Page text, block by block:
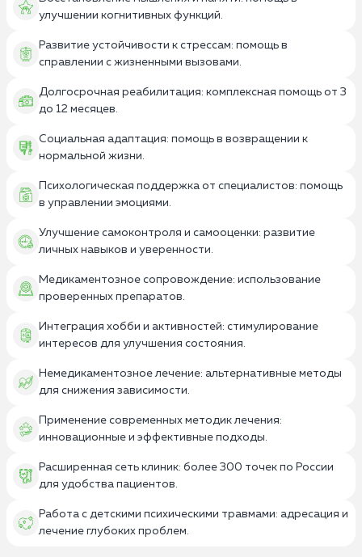
улучшении когнитивных функций.
Развитие устойчивости к стрессам: помощь в
справлении с жизненными вызовами.
Долгосрочная реабилитация: комплексная помощь от 3
до 12 месяцев.
Социальная адаптация: помощь в возвращении к
нормальной жизни.
Психологическая поддержка от специалистов: помощь
в управлении эмоциями.
Улучшение самоконтроля и самооценки: развитие
личных навыков и уверенности.
Медикаментозное сопровождение: использование
проверенных препаратов.
Интеграция хобби и активностей: стимулирование
интересов для улучшения состояния.
Немедикаментозное лечение: альтернативные методы
для снижения зависимости.
Применение современных методик лечения:
инновационные и эффективные подходы.
Расширенная сеть клиник: более 300 точек по России
для удобства пациентов.
Работа с детскими психическими травмами: адресация и
лечение глубоких проблем.